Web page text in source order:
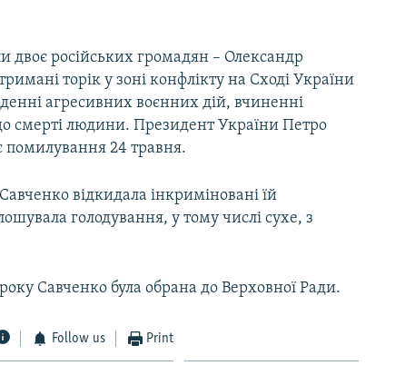
двоє російських громадян – Олександр
торік у зоні конфлікту на Сході України
агресивних воєнних дій, вчиненні
смерті людини. Президент України Петро
помилування 24 травня.
відкидала інкриміновані їй
голодування, у тому числі сухе, з
Савченко була обрана до Верховної Ради.
Follow us Print